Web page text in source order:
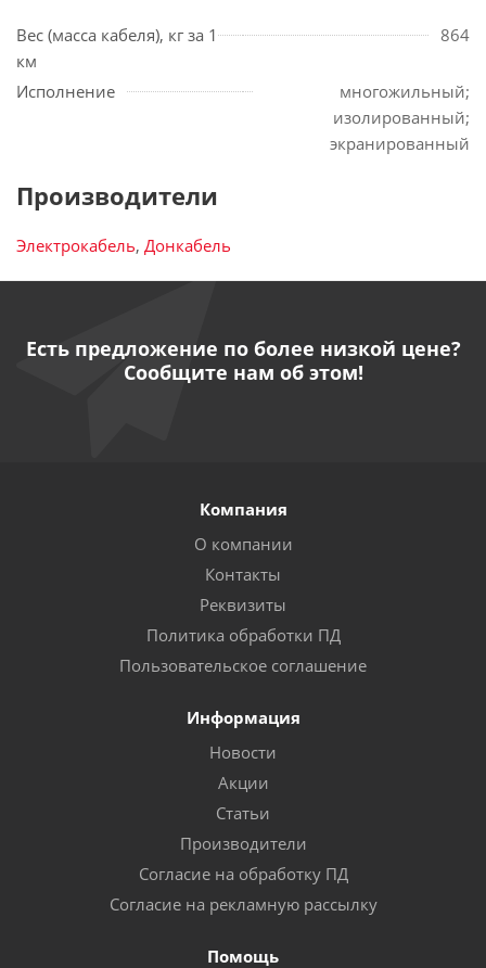
Вес (масса кабеля), кг за 1
км
864
Исполнение
многожильный;
изолированный;
экранированный
Производители
Электрокабель, Донкабель
Есть предложение по более низкой цене?
Сообщите нам об этом!
Компания
О компании
Контакты
Реквизиты
Политика обработки ПД
Пользовательское соглашение
Информация
Новости
Акции
Статьи
Производители
Согласие на обработку ПД
Согласие на рекламную рассылку
Помощь